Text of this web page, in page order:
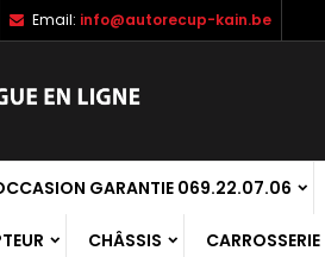
Email: info@autorecup-kain.be
GARANTIE 069.22.07.06
CHÂSSIS CARROSSERIE